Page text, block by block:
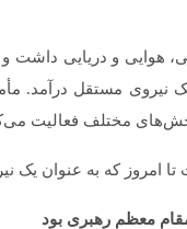
هوایی و دریایی
نیروی مستقل درآمد.
مختلف فعالیت
امروز که به عنوان
معظم رهبری بود